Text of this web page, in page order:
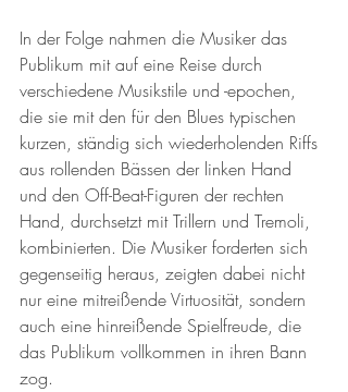
In der Folge nahmen die Musiker das
Publikum mit auf eine Reise durch
verschiedene Musikstile und -epochen,
die sie mit den für den Blues typischen
kurzen, ständig sich wiederholenden Riffs
aus rollenden Bässen der linken Hand
und den Off-Beat-Figuren der rechten
Hand, durchsetzt mit Trillern und Tremoli,
kombinierten. Die Musiker forderten sich
gegenseitig heraus, zeigten dabei nicht
nur eine mitreißende Virtuosität, sondern
auch eine hinreißende Spielfreude, die
das Publikum vollkommen in ihren Bann
zog.